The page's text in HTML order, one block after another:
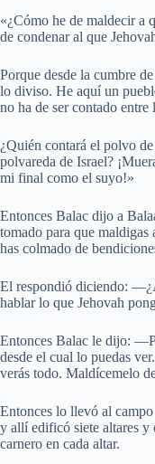
«¿Cómo he de maldecir a
de condenar al que
Porque desde la cumbre
lo diviso. He aquí un
no ha de ser contado entre
¿Quién contará el polvo
polvareda de Israel?
mi final como el suyo!»
Entonces Balac dijo a
tomado para que
has colmado de
El respondió diciendo:
hablar lo que Jehovah
Entonces Balac le dijo:
desde el cual lo puedas
verás todo. Maldícemelo
Entonces lo llevó al
y allí edificó siete altares
carnero en cada altar.